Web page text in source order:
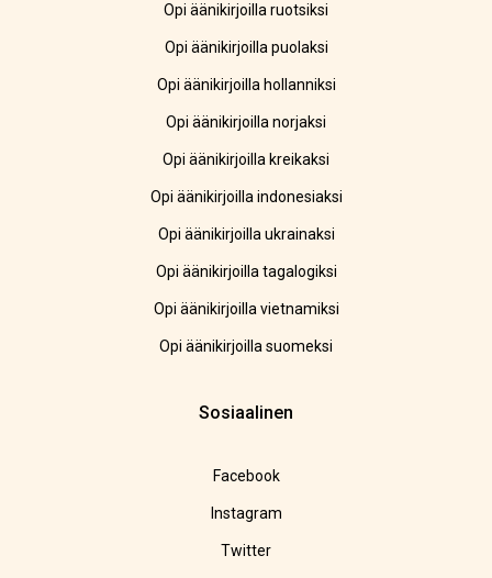
Opi äänikirjoilla ruotsiksi
Opi äänikirjoilla puolaksi
Opi äänikirjoilla hollanniksi
Opi äänikirjoilla norjaksi
Opi äänikirjoilla kreikaksi
Opi äänikirjoilla indonesiaksi
Opi äänikirjoilla ukrainaksi
Opi äänikirjoilla tagalogiksi
Opi äänikirjoilla vietnamiksi
Opi äänikirjoilla suomeksi
Sosiaalinen
Facebook
Instagram
Twitter